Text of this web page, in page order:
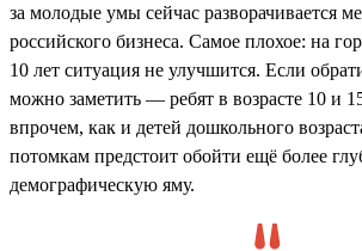
за молодые умы сейчас разворачивается
российского бизнеса. Самое плохое: на
10 лет ситуация не улучшится. Если
можно заметить — ребят в возрасте 10 и
впрочем, как и детей дошкольного
потомкам предстоит обойти ещё более
демографическую яму.